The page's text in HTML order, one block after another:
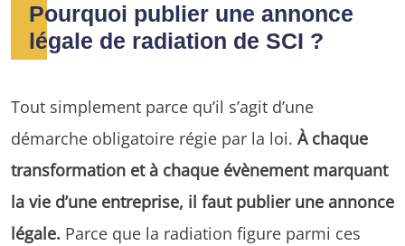
Pourquoi publier une annonce
légale de radiation de SCI ?
Tout simplement parce qu’il s’agit d’une
démarche obligatoire régie par la loi. À chaque
transformation et à chaque évènement marquant
la vie d’une entreprise, il faut publier une annonce
légale. Parce que la radiation figure parmi ces